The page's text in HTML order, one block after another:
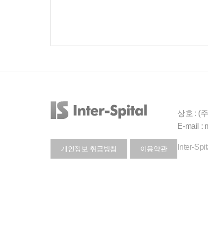
개인정보 취급방침 이용약관
상호 : (
E-mail :
Inter-